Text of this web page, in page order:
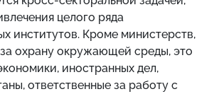
целого ряда
институтов. Кроме министерств,
охрану окружающей среды, это
иностранных дел,
ответственные за работу с